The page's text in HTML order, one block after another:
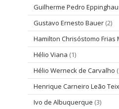
Guilherme Pedro
Gustavo Ernesto Bauer (2)
Hamilton Chrisóstomo Frias
Hélio Viana (1)
Hélio Werneck de Carvalho
Henrique Carneiro Leão
Ivo de Albuquerque (3)